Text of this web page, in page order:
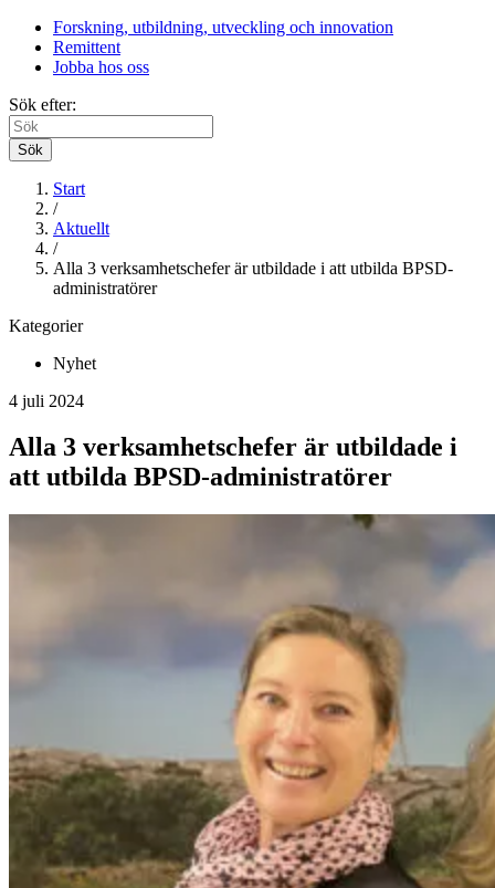
Forskning, utbildning, utveckling och innovation
Remittent
Jobba hos oss
Sök efter:
Sök
Start
/
Aktuellt
/
Alla 3 verksamhetschefer är utbildade i att utbilda BPSD-
administratörer
Kategorier
Nyhet
4 juli 2024
Alla 3 verksamhetschefer är utbildade i
att utbilda BPSD-administratörer